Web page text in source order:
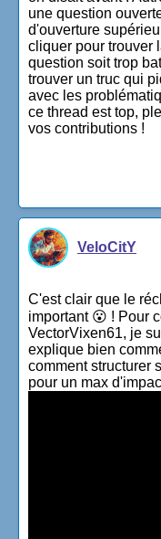
une question
d'ouverture
cliquer pour trouver
question soit trop
trouver un truc qui
avec les
ce thread est top,
vos contributions !
VeloCitY
C'est clair que le
important 😮 ! Pour
VectorVixen61, je
explique bien
comment structurer
pour un max